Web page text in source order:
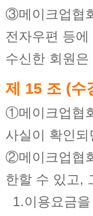
③메이크업협
전자우편 등
수신한 회원
제 15 조 (수
①메이크업협
사실이 확인
②메이크업협
한할 수 있고,
1.이용요금